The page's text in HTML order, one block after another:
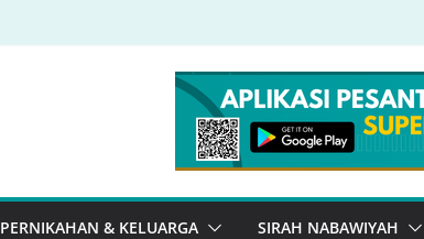
PERNIKAHAN & KELUARGA SIRAH NABAWIYAH